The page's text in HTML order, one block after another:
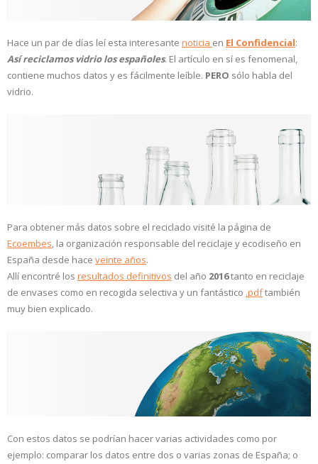
Hace un par de días leí esta interesante noticia en El Confidencial:
Así reciclamos vidrio los españoles. El artículo en sí es fenomenal,
contiene muchos datos y es fácilmente leíble. PERO sólo habla del
vidrio.
Para obtener más datos sobre el reciclado visité la página de
Ecoembes, la organización responsable del reciclaje y ecodiseño en
España desde hace veinte años.
Allí encontré los resultados definitivos del año 2016tanto en reciclaje
de envases como en recogida selectiva y un fantástico .pdftambién
muy bien explicado.
Con estos datos se podrían hacer varias actividades como por
ejemplo: comparar los datos entre dos o varias zonas de España; o